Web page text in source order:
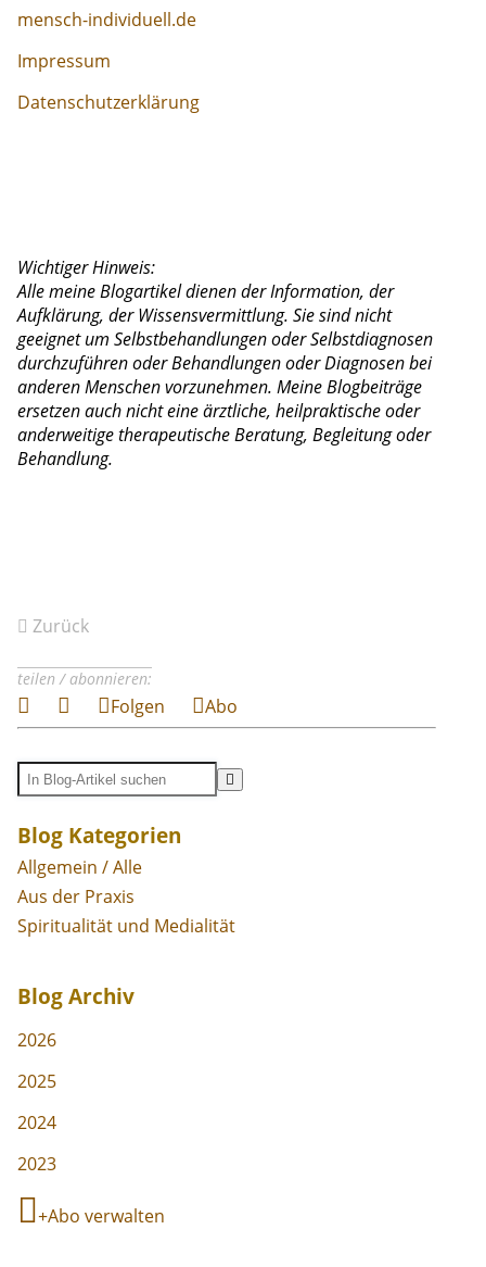
mensch-individuell.de
Impressum
Datenschutzerklärung
Wichtiger Hinweis:
Alle meine Blogartikel dienen der Information, der
Aufklärung, der Wissensvermittlung. Sie sind nicht
geeignet um Selbstbehandlungen oder Selbstdiagnosen
durchzuführen oder Behandlungen oder Diagnosen bei
anderen Menschen vorzunehmen. Meine Blogbeiträge
ersetzen auch nicht eine ärztliche, heilpraktische oder
anderweitige therapeutische Beratung, Begleitung oder
Behandlung.
Zurück
teilen / abonnieren:
Folgen Abo
Blog Kategorien
Allgemein / Alle
Aus der Praxis
Spiritualität und Medialität
Blog Archiv
2026
2025
2024
2023
Abo verwalten